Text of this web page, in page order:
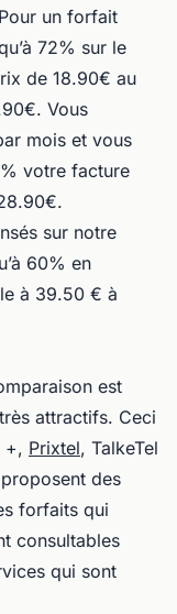
un forfait
72% sur le
de 18.90€ au
Vous
mois et vous
votre facture
sur notre
60% en
à 39.50 € à
est
attractifs. Ceci
+, Prixtel, TalkeTel
des
forfaits qui
consultables
qui sont